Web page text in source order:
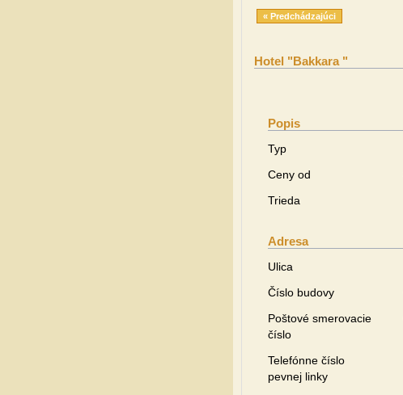
« Predchádzajúci
Hotel "Bakkara "
Popis
Typ
Ceny od
Trieda
Adresa
Ulica
Číslo budovy
Poštové smerovacie
číslo
Telefónne číslo
pevnej linky